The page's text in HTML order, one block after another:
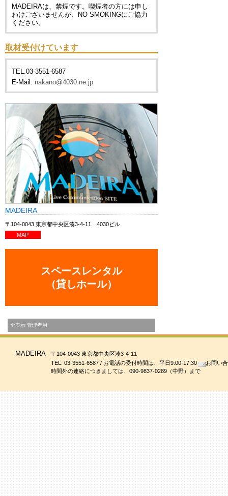
MADEIRAは、禁煙です。喫煙者の方には申し
わけございませんが、
NO SMOKINGにご協力
ください。
取材受付けています
TEL.03-3551-6587
E-Mail. nakano@4030.ne.jp
MADEIRA
〒104-0043 東京都中央区湊3-4-11 4030ビル
MAP
スペースレンタル
（貸しホール）
全表示 管理者用
MADEIRA
〒104-0043 東京都中央区湊3-4-11
TEL: 03-3551-6587 / お電話の受付時間は、平日9:00-17:30
お問い
時間外の連絡につきましては、090-9837-0289（中野）まで